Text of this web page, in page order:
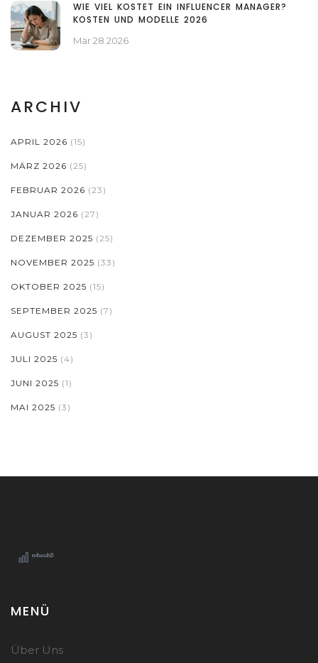
WIE VIEL KOSTET EIN INFLUENCER MANAGER?
KOSTEN UND MODELLE 2026
Mär 28 2026
ARCHIV
APRIL 2026 (15)
MÄRZ 2026 (25)
FEBRUAR 2026 (23)
JANUAR 2026 (27)
DEZEMBER 2025 (25)
NOVEMBER 2025 (33)
OKTOBER 2025 (15)
SEPTEMBER 2025 (7)
AUGUST 2025 (3)
JULI 2025 (4)
JUNI 2025 (1)
MAI 2025 (3)
MENÜ
Über Uns